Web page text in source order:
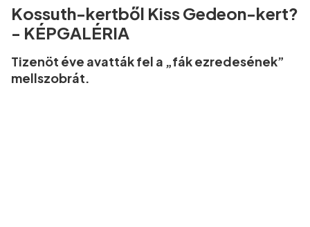
Kossuth-kertből Kiss Gedeon-kert?
- KÉPGALÉRIA
Tizenöt éve avatták fel a „fák ezredesének”
mellszobrát.